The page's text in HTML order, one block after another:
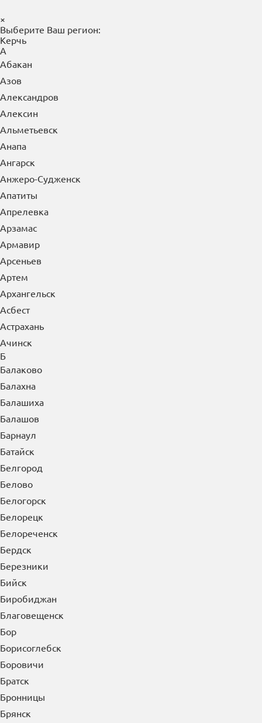
×
Выберите Ваш регион:
Керчь
А
Абакан
Азов
Александров
Алексин
Альметьевск
Анапа
Ангарск
Анжеро-Судженск
Апатиты
Апрелевка
Арзамас
Армавир
Арсеньев
Артем
Архангельск
Асбест
Астрахань
Ачинск
Б
Балаково
Балахна
Балашиха
Балашов
Барнаул
Батайск
Белгород
Белово
Белогорск
Белорецк
Белореченск
Бердск
Березники
Бийск
Биробиджан
Благовещенск
Бор
Борисоглебск
Боровичи
Братск
Бронницы
Брянск